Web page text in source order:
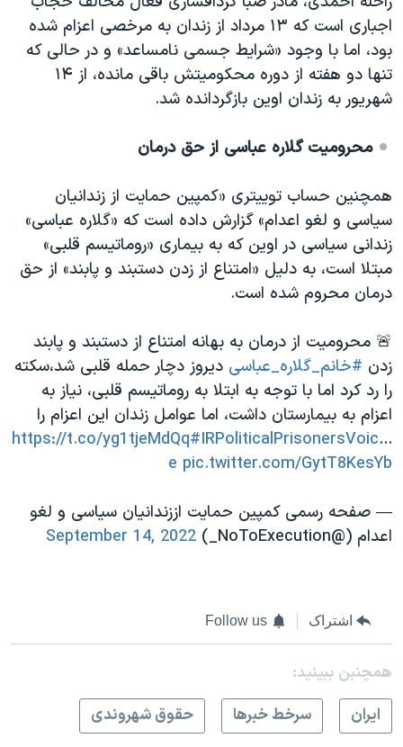
اجباری است که ۱۳ مرداد از زندان به مرخصی اعزام شده
بود، اما با وجود «شرایط جسمی نامساعد» و در حالی که
تنها دو هفته از دوره محکومیتش باقی مانده، از ۱۴
شهریور به زندان اوین بازگردانده شد.
محرومیت گلاره عباسی از حق درمان
همچنین حساب توییتری «کمپین حمایت از زندانیان
سیاسی و لغو اعدام» گزارش داده است که «گلاره عباسی»
زندانی سیاسی در اوین که به بیماری «روماتیسم قلبی»
مبتلا است، به دلیل «امتناع از زدن دستبند و پابند» از حق
درمان محروم شده است.
🚨 محرومیت از درمان به بهانه امتناع از دستبند و پابند
زدن #خانم_گلاره_عباسی دیروز دچار حمله قلبی شد،سکته
را رد کرد اما با توجه به ابتلا به روماتیسم قلبی، نیاز به
اعزام به بیمارستان داشت، اما عوامل زندان این اعزام را
...
https://t.co/yg1tjeMdQq#IRPoliticalPrisonersVoic
e pic.twitter.com/GytT8KesYb
— صفحه رسمی کمپین حمایت اززندانیان سیاسی و لغو
اعدام (@NoToExecution_)
September 14, 2022
اشتراک Follow us
همچنبن ببینید:
ايران
سرخط خبرها حقوق شهروندی